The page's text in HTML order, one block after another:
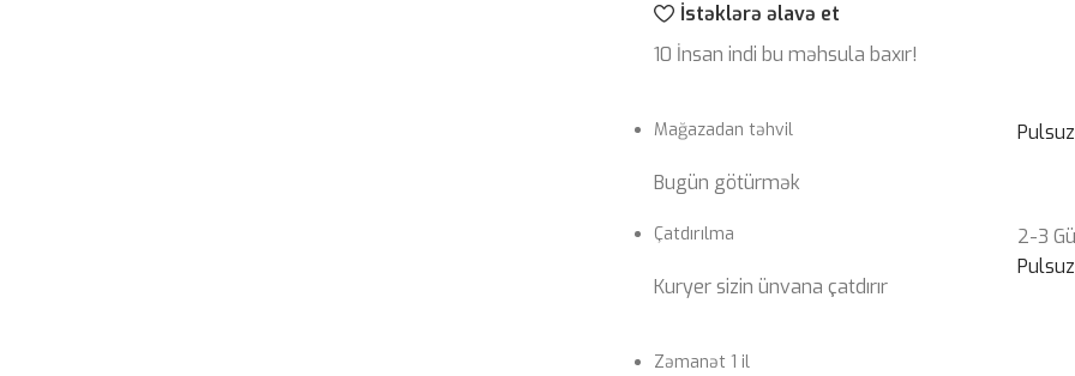
İstəklərə əlavə et
10 İnsan indi bu məhsula baxır!
Mağazadan təhvil
Bugün götürmək
Pulsuz
Çatdırılma
Kuryer sizin ünvana çatdırır
2-3
Pulsuz
Zəmanət 1 il